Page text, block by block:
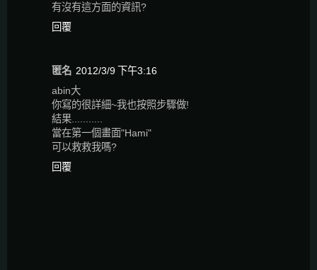
有沒有這方面的資訊?
回覆
匿名 2012/3/9 下午3:16
abin大
你寫的很詳細~我也按照步驟做!
結果...........
當在第一個畫面"Hami"
可以救救我嗎?
回覆